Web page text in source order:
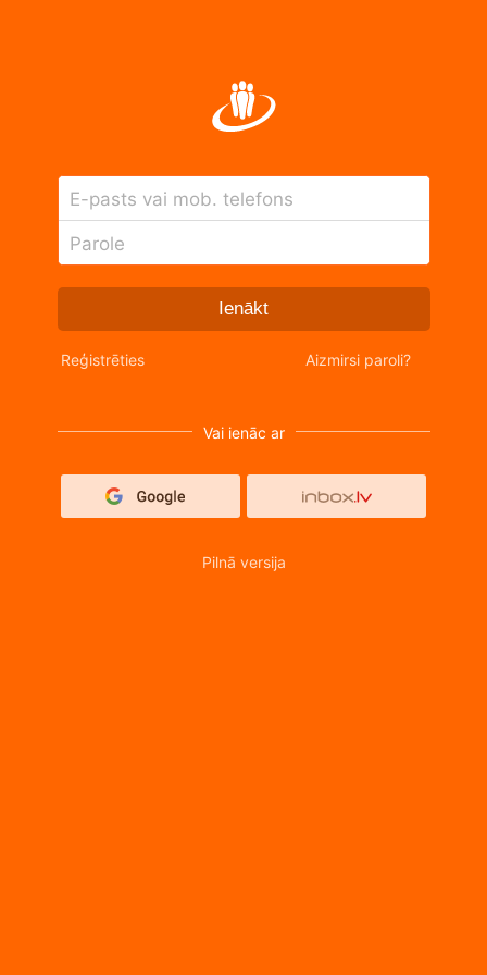
E-pasts vai mob. telefons
Parole
Ienākt
Reģistrēties Aizmirsi paroli?
Vai ienāc ar
Pilnā versija